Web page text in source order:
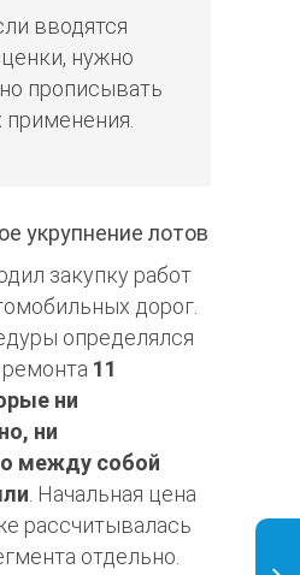
вводятся
нужно
прописывать
применения.
укрупнение лотов
закупку работ
дорог.
определялся
11
ни
ни
между собой
. Начальная цена
рассчитывалась
отдельно.